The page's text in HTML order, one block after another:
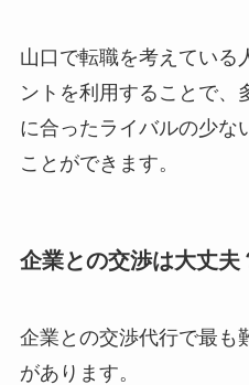
山口で転職を考えている
ントを利用することで、
に合ったライバルの少な
ことができます。
企業との交渉は大丈夫
企業との交渉代行で最も
があります。